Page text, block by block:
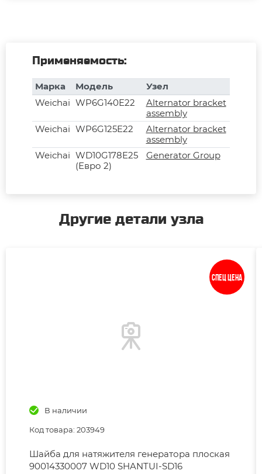
Применяемость:
Марка Модель
Узел
Weichai WP6G140E22
Alternator bracket
assembly
Weichai WP6G125E22
Alternator bracket
assembly
Weichai WD10G178E25
(Евро 2)
Generator Group
Другие детали узла
Спец цена
В наличии
Код товара: 203949
Шайба для натяжителя генератора плоская
90014330007 WD10 SHANTUI-SD16